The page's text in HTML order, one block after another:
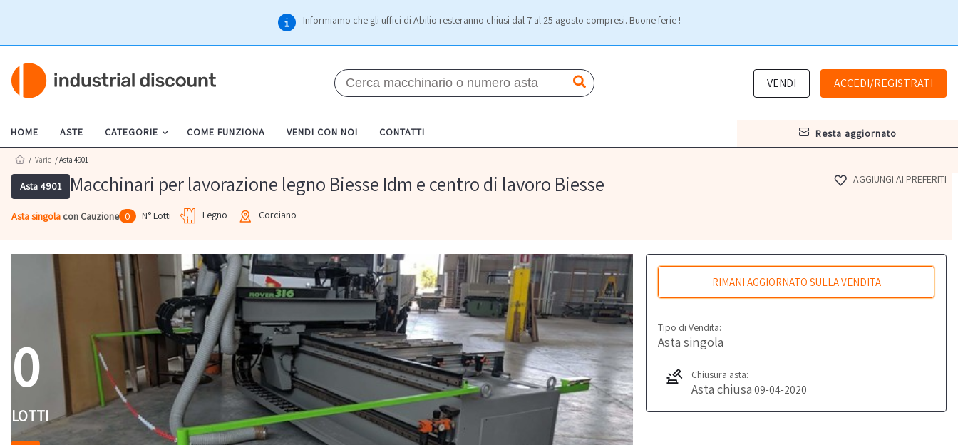
Informiamo che gli uffici di Abilio resteranno chiusi dal 7 al 25 agosto compresi. Buone ferie !
VENDI ACCEDI/REGISTRATI
HOME ASTE CATEGORIE COME FUNZIONA VENDI CON NOI CONTATTI resta aggiornato
/ Varie / Asta 4901
Asta 4901 Macchinari per lavorazione legno Biesse Idm e centro di lavoro Biesse
Asta singola con Cauzione 0 N° Lotti Legno Corciano
AGGIUNGI AI PREFERITI
0
LOTTI
RIMANI AGGIORNATO SULLA VENDITA
Tipo di Vendita:
Asta singola
Chiusura asta:
Asta chiusa 09-04-2020